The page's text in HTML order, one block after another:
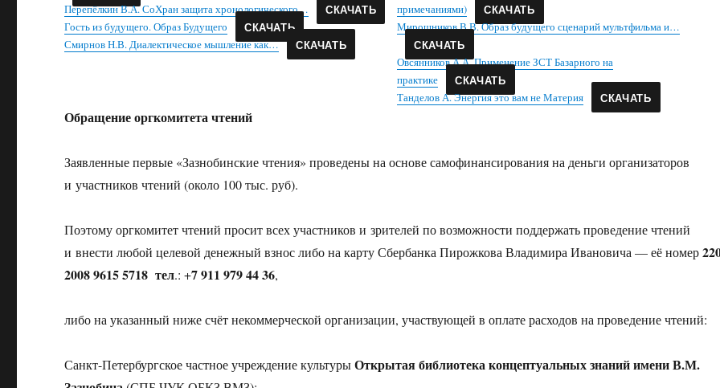
Перепёлкин В.А. СоХран защита хронологического…
СКАЧАТЬ
Гость из будущего. Образ Будущего
СКАЧАТЬ
Смирнов Н.В. Диалектическое мышление как…
СКАЧАТЬ
примечаниями)
СКАЧАТЬ
Мирошников В.В. Образ будущего сценарий мультфильма и…
СКАЧАТЬ
Овсянников А.А. Применение ЗСТ Базарного на
практике
СКАЧАТЬ
Танделов А. Энергия это вам не Материя
СКАЧАТЬ
Обращение оргкомитета чтений
Заявленные первые «Зазнобинские чтения» проведены на основе самофинансирования на деньги организаторов
и участников чтений (около 100 тыс. руб).
Поэтому оргкомитет чтений просит всех участников и зрителей по возможности поддержать проведение чтений
и внести любой целевой денежный взнос либо на карту Сбербанка Пирожкова Владимира Ивановича — её номер
2008 9615 5718 тел.: +7 911 979 44 36,
либо на указанный ниже счёт некоммерческой организации, участвующей в оплате расходов на проведение чтений:
Санкт-Петербургское частное учреждение культурыОткрытая библиотека концептуальных знаний имени В.М.